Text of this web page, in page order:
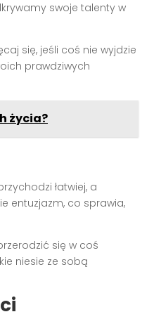
swoje talenty w
się, jeśli coś nie wyjdzie
prawdziwych
życia?
łatwiej, a
entuzjazm, co sprawia,
się w coś
niesie ze sobą